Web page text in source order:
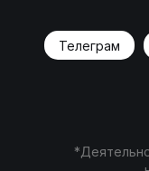
Телеграм